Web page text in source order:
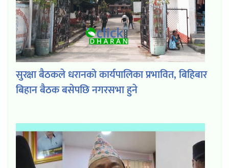
सुरक्षा बैठकले धरानको कार्यपालिका प्रभावित, बिहिबार
बिहान बैठक बसेपछि नगरसभा हुने